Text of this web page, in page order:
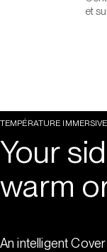
et
TEMPÉRATURE IMMERSIVE
Your
warm
An intelligent